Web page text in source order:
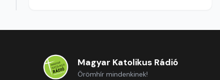
Magyar Katolikus Rádió
Örömhír mindenkinek!